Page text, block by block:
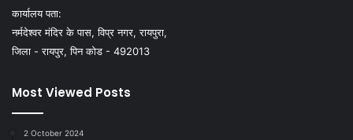
कार्यालय पता:
नर्मदेश्वर मंदिर के पास, विप्र नगर, रायपुरा,
जिला - रायपुर, पिन कोड - 492013
Most Viewed Posts
2 October 2024